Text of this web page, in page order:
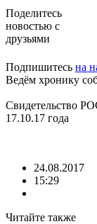
Поделитесь
новостью с
друзьями
Подпишитесь на
Ведём хронику
Свидетельство
17.10.17 года
24.08.2017
15:29
Читайте также